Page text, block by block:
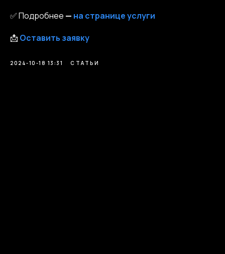
✅ Подробнее — на странице услуги
📩 Оставить заявку
2024-10-18 13:31 СТАТЬИ